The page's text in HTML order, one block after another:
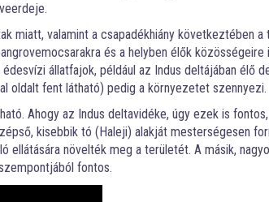
miatt, valamint a csapadékhiány következtében a
és a helyben élők közösségeire
állatfajok, például az Indus deltájában élő
oldalt fent látható) pedig a környezetet szennyezi.
Ahogy az Indus deltavidéke, úgy ezek is fontos,
kisebbik tó (Haleji) alakját mesterségesen
ellátására növelték meg a területét. A másik,
fontos.